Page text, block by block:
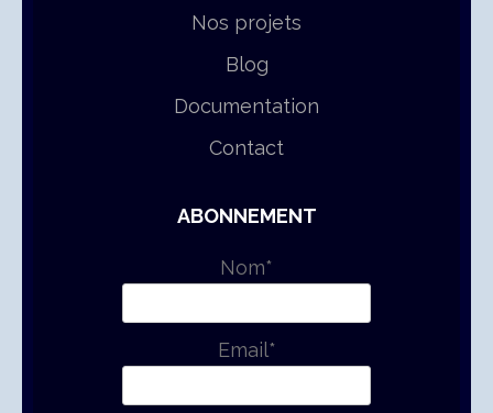
Nos projets
Blog
Documentation
Contact
ABONNEMENT
Nom*
Email*